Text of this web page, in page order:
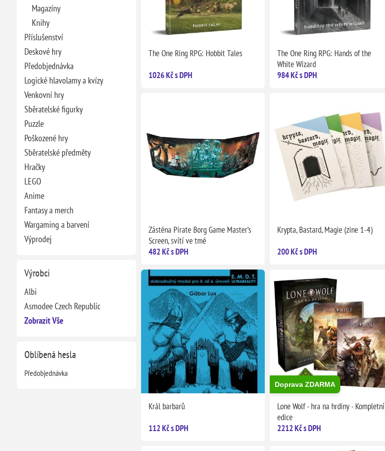
Magazíny
Knihy
Příslušenství
Deskové hry
Předobjednávka
Logické hlavolamy a kvízy
Venkovní hry
Sběratelské figurky
Puzzle
Poškozené hry
Sběratelské předměty
Hračky
LEGO
Anime
Fantasy a merch
Wargaming a barvení
Výprodej
Výrobci
Albi
Asmodee Czech Republic
Zobrazit Vše
Oblíbená hesla
Předobjednávka
The One Ring RPG: Hobbit Tales
1026 Kč s DPH
The One Ring RPG: Hands of the
White Wizard
984 Kč s DPH
Zástěna Pirate Borg Game Master’s
Screen, svítí ve tmě
482 Kč s DPH
Krypta, Bastard, Magie (zine 1-4)
200 Kč s DPH
Král barbarů
112 Kč s DPH
Doprava ZDARMA
Lone Wolf - hra na hrdiny - Kompletní
edice
2212 Kč s DPH